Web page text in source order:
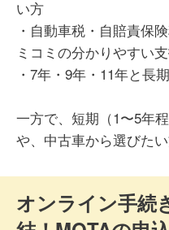
まま自分の物になるプラ
ースのような走行距離制
減点を過度に気にする必
覚で気兼ねなくガシガシ
いるシステムだと思いま
30代 男性
MOTAの新車リースは、
かもしれないと感じまし
契約前に確認しておくべ
離の考え方や契約期間中
り低いため、通勤距離が
やすい方は注意が必要で
い方
・自動車税・自賠責保
ミコミの分かりやすい
・7年・9年・11年と長
一方で、短期（1〜5年
や、中古車から選びた
オンライン手続